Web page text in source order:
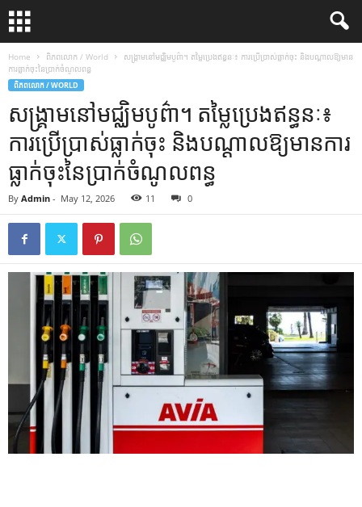
Home ពិភពលោក / World
សង្គ្រាមនៅមជ្ឈិមបូព៌ា។ តម្លៃប្រេងឥន្ធនៈ៖ ការប្រើប្រាស់ធ្លាក់ចុះ និងបណ្តាលឱ្យមាន
ការធ្លាក់ចុះនៃប្រាក់ចំណូលពន្ធ
ពិភពលោក / WORLD
សង្គ្រាមនៅមជ្ឈិមបូព៌ា។ តម្លៃប្រេងឥន្ធនៈ៖
ការប្រើប្រាស់ធ្លាក់ចុះ និងបណ្តាលឱ្យមានការ
ធ្លាក់ចុះនៃប្រាក់ចំណូលពន្ធ
By Admin - May 12, 2026 11 0